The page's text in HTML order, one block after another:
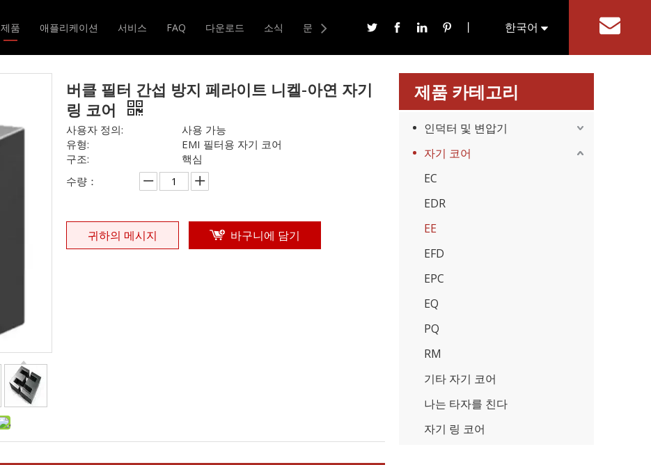
제품
인덕터 및 변압기
애플리케이션 서비스 FAQ 다운로드 소식 문의하기 丨 한국어
English
버클 필터 간섭 방지 페라이트 니켈-아연 자기
링 코어
사용자 정의:
사용 가능
유형:
EMI 필터용 자기 코어
구조:
핵심
수량：
귀하의 메시지 바구니에 담기
제품 카테고리
인덕터 및 변압기
자기 코어
EC
EDR
EE
EFD
EPC
EQ
PQ
RM
기타 자기 코어
나는 타자를 친다
자기 링 코어
가전제품
스마트폰, 태블릿, 웨어러블 기기 등 가전제품이 확